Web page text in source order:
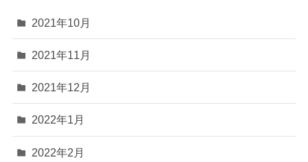
2021年10月
2021年11月
2021年12月
2022年1月
2022年2月